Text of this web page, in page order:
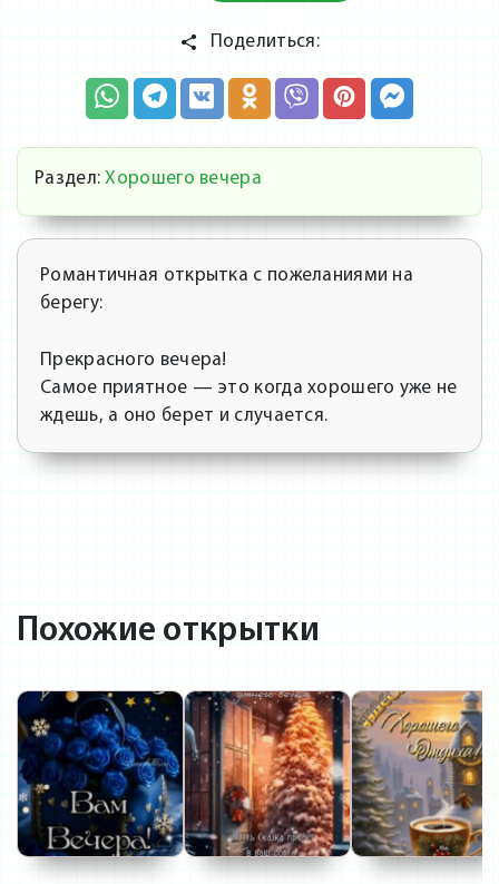
Поделиться:
Раздел: Хорошего вечера
Романтичная открытка с пожеланиями на
берегу:
Прекрасного вечера!
Самое приятное — это когда хорошего уже не
ждешь, а оно берет и случается.
Похожие открытки